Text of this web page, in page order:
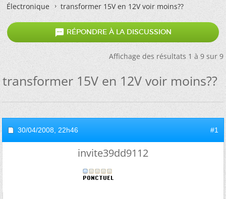
Électronique
transformer 15V en 12V voir moins??
 RÉPONDRE À LA DISCUSSION
Affichage des résultats 1 à 9 sur 9
transformer 15V en 12V voir moins??
30/04/2008, 22h46 #1
invite39dd9112